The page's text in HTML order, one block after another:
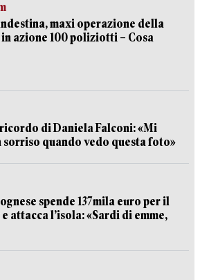
maxi operazione della
azione 100 poliziotti – Cosa
di Daniela Falconi: «Mi
sorriso quando vedo questa foto»
spende 137mila euro per il
attacca l’isola: «Sardi di emme,